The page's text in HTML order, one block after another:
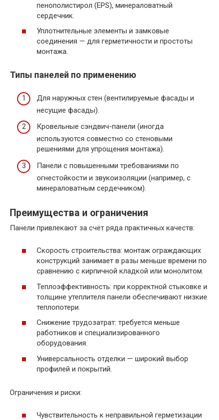
пенополистирол (EPS), минераловатный
сердечник.
Уплотнительные элементы и замковые
соединения — для герметичности и простоты
монтажа.
Типы панелей по применению
Для наружных стен (вентилируемые фасады и
несущие фасады).
Кровельные сэндвич-панели (иногда
используются совместно со стеновыми
решениями для упрощения монтажа).
Панели с повышенными требованиями по
огнестойкости и звукоизоляции (например, с
минераловатным сердечником).
Преимущества и ограничения
Панели привлекают за счёт ряда практичных качеств:
Скорость строительства: монтаж ограждающих
конструкций занимает в разы меньше времени по
сравнению с кирпичной кладкой или монолитом.
Теплоэффективность: при корректной стыковке и
толщине утеплителя панели обеспечивают низкие
теплопотери.
Снижение трудозатрат: требуется меньше
работников и специализированного
оборудования.
Универсальность отделки — широкий выбор
профилей и покрытий.
Ограничения и риски:
Чувствительность к неправильной герметизации